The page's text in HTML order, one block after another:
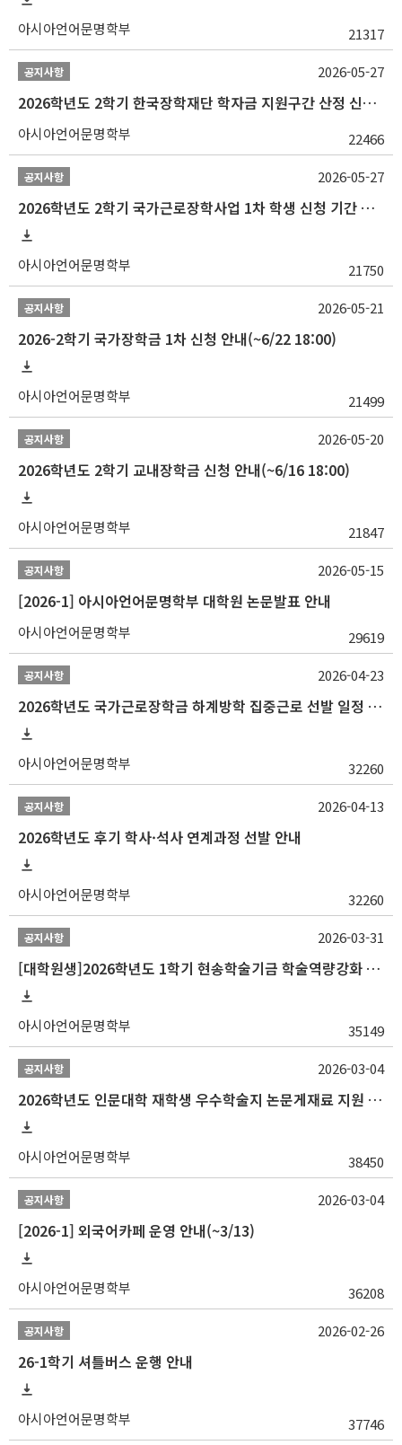
아시아언어문명학부 21317
공지사항
2026학년도 2학기 한국장학재단 학자금 지원구간 산정 신청 안내
아시아언어문명학부 22466
2026-05-27
공지사항
2026학년도 2학기 국가근로장학사업 1차 학생 신청 기간 안내
아시아언어문명학부 21750
2026-05-27
공지사항
2026-2학기 국가장학금 1차 신청 안내(~6/22 18:00)
아시아언어문명학부 21499
2026-05-21
공지사항
2026학년도 2학기 교내장학금 신청 안내(~6/16 18:00)
아시아언어문명학부 21847
2026-05-20
공지사항
[2026-1] 아시아언어문명학부 대학원 논문발표 안내
아시아언어문명학부 29619
2026-05-15
공지사항
2026학년도 국가근로장학금 하계방학 집중근로 선발 일정 안내
아시아언어문명학부 32260
2026-04-23
공지사항
2026학년도 후기 학사·석사 연계과정 선발 안내
아시아언어문명학부 32260
2026-04-13
공지사항
[대학원생]2026학년도 1학기 현송학술기금 학술역량강화 사업 안내
아시아언어문명학부 35149
2026-03-31
공지사항
2026학년도 인문대학 재학생 우수학술지 논문게재료 지원 안내
아시아언어문명학부 38450
2026-03-04
공지사항
[2026-1] 외국어카페 운영 안내(~3/13)
아시아언어문명학부 36208
2026-03-04
공지사항
26-1학기 셔틀버스 운행 안내
아시아언어문명학부 37746
2026-02-26